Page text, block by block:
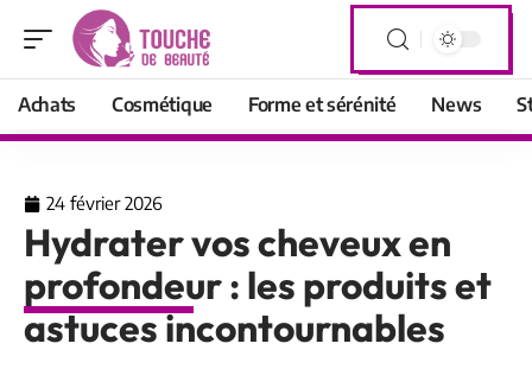
Achats Cosmétique Forme et sérénité News
24 février 2026
Hydrater vos cheveux en
profondeur : les produits et
astuces incontournables